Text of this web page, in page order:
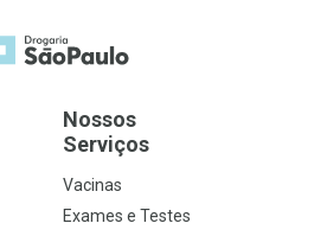
a Home
Nossos
Serviços
Vacinas
Exames e Testes